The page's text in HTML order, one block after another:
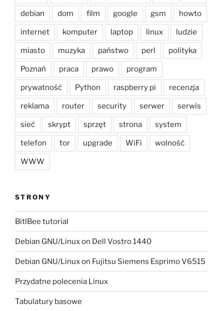
debian dom film google gsm howto
internet komputer laptop linux ludzie
miasto muzyka państwo perl polityka
Poznań praca prawo program
prywatność Python raspberry pi recenzja
reklama router security serwer serwis
sieć skrypt sprzęt strona system
telefon tor upgrade WiFi wolność
WWW
STRONY
BitlBee tutorial
Debian GNU/Linux on Dell Vostro 1440
Debian GNU/Linux on Fujitsu Siemens Esprimo V6515
Przydatne polecenia Linux
Tabulatury basowe